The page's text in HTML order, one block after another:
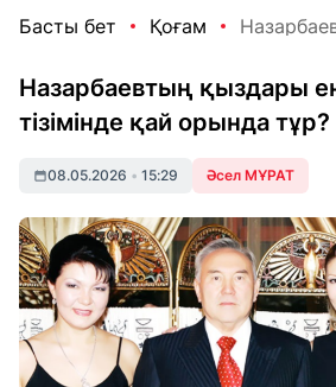
Басты бет Қоғам
Назарбаевтың қыздары
тізімінде қай орында тұр?
08.05.2026 • 15:29 Әсел МҰРАТ